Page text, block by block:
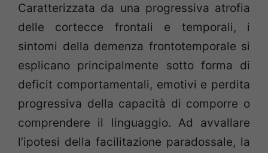
Caratterizzata da una progressiva atrofia
delle cortecce frontali e temporali, i
sintomi della demenza frontotemporale si
esplicano principalmente sotto forma di
deficit comportamentali, emotivi e perdita
progressiva della capacità di comporre o
comprendere il linguaggio. Ad avvallare
l’ipotesi della facilitazione paradossale, la